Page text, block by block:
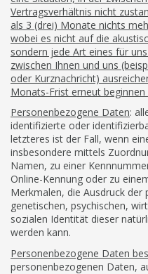
Vertragsverhältnis nicht
als 3 (drei) Monate nichts
wobei es nicht auf die
sondern jede Art eines für
zwischen Ihnen und uns
oder Kurznachricht)
Monats-Frist erneut beginnen
Personenbezogene Daten:
identifizierte oder
letzteres ist der Fall, wenn
insbesondere mittels
Namen, zu einer
Online-Kennung oder zu
Merkmalen, die Ausdruck der
genetischen, psychischen,
sozialen Identität dieser
werden kann.
Personenbezogene Daten
personenbezogenen Daten,